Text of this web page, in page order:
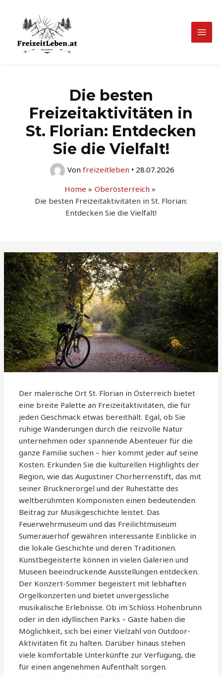
springen
Main
Die besten
Freizeitaktivitäten in
St. Florian: Entdecken
Sie die Vielfalt!
Von freizeitleben • 28.07.2026
Home
Oberösterreich
Die besten Freizeitaktivitäten in St. Florian:
Entdecken Sie die Vielfalt!
Der malerische Ort St. Florian in Österreich bietet
eine breite Palette an Freizeitaktivitäten, die für
jeden Geschmack etwas bereithält. Egal, ob Sie
ruhige Wanderungen durch die reizvolle Natur
unternehmen oder spannende Abenteuer für die
ganze Familie suchen – hier kommt jeder auf seine
Kosten. Erkunden Sie die kulturellen Highlights der
Region, wie das Augustiner Chorherrenstift, das mit
seiner Brucknerorgel und der Ruhestätte des
weltberühmten Komponisten einen bedeutenden
Beitrag zur Musikgeschichte leistet. Das
Feuerwehrmuseum und das Freilichtmuseum
Sumerauerhof gewähren interessante Einblicke in
die lokale Geschichte und deren Traditionen.
Kunstbegeisterte können in vielen Galerien und
Museen beeindruckende Ausstellungen entdecken.
Der Konzert-Sommer begeistert mit lebhaften
Orgelkonzerten und bietet unvergessliche
musikalische Erlebnisse. Ob im Schloss Hohenbrunn
oder in den idyllischen Parks – Gäste haben die
Möglichkeit, sich bei einer Vielzahl von Outdoor-
Aktivitäten fit zu halten. Darüber hinaus stehen
viele komfortable Unterkünfte zur Verfügung, die
für einen angenehmen Aufenthalt sorgen.